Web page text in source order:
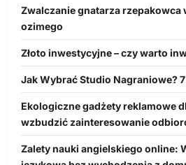
Zwalczanie gnatarza rzepakowca
ozimego
Złoto inwestycyjne – czy warto
Jak Wybrać Studio Nagraniowe?
Ekologiczne gadżety reklamowe
wzbudzić zainteresowanie
Zalety nauki angielskiego online: